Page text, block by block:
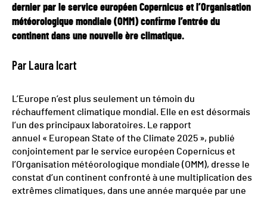
dernier par le service européen Copernicus et l’Organisation
météorologique mondiale (OMM) confirme l’entrée du
continent dans une nouvelle ère climatique.
Par Laura Icart
L’Europe n’est plus seulement un témoin du
réchauffement climatique mondial. Elle en est désormais
l’un des principaux laboratoires. Le rapport
annuel « European State of the Climate 2025 », publié
conjointement par le service européen Copernicus et
l’Organisation météorologique mondiale (OMM), dresse le
constat d’un continent confronté à une multiplication des
extrêmes climatiques, dans une année marquée par une